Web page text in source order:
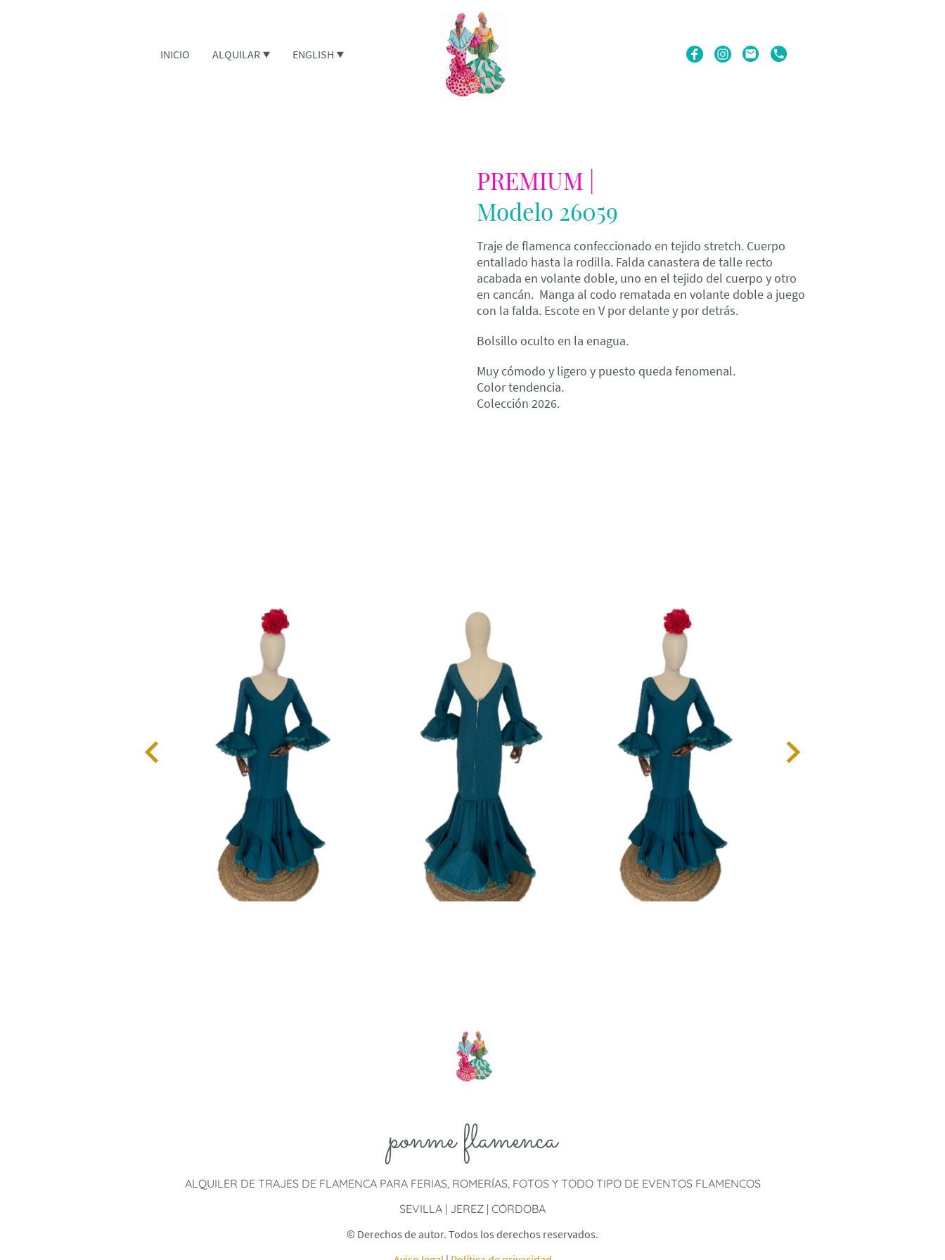
INICIO ALQUILAR ENGLISH
PREMIUM |
Modelo 26059
Traje de flamenca confeccionado en tejido stretch. Cuerpo
entallado hasta la rodilla. Falda canastera de talle recto
acabada en volante doble, uno en el tejido del cuerpo y otro
en cancán. Manga al codo rematada en volante doble a juego
con la falda. Escote en V por delante y por detrás.
Bolsillo oculto en la enagua.
Muy cómodo y ligero y puesto queda fenomenal.
Color tendencia.
Colección 2026.
ponme flamenca
ALQUILER DE TRAJES DE FLAMENCA PARA FERIAS, ROMERÍAS, FOTOS Y TODO TIPO DE EVENTOS FLAMENCOS
SEVILLA | JEREZ | CÓRDOBA
© Derechos de autor. Todos los derechos reservados.